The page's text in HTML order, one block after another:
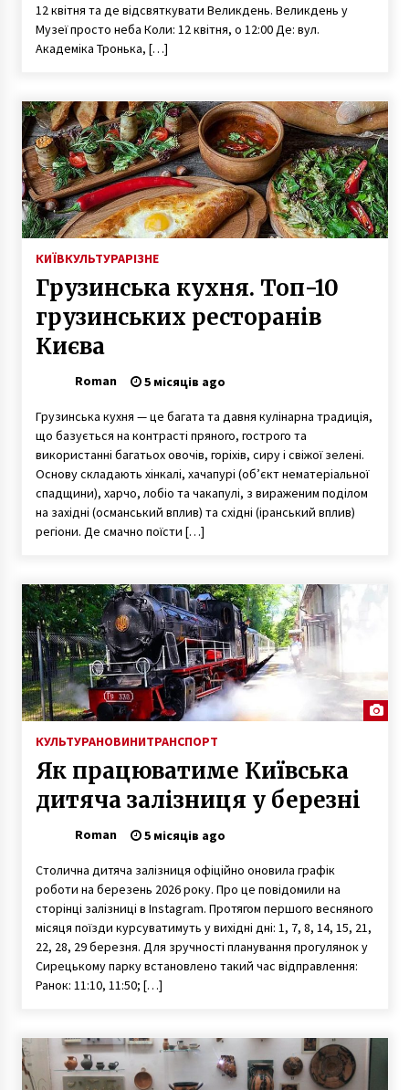
12 квітня та де відсвяткувати Великдень. Великдень у
Музеї просто неба Коли: 12 квітня, о 12:00 Де: вул.
Академіка Тронька, […]
КИЇВКУЛЬТУРАРІЗНЕ
Грузинська кухня. Топ-10
грузинських ресторанів
Києва
Roman 5 місяців ago
Грузинська кухня — це багата та давня кулінарна традиція,
що базується на контрасті пряного, гострого та
використанні багатьох овочів, горіхів, сиру і свіжої зелені.
Основу складають хінкалі, хачапурі (об’єкт нематеріальної
спадщини), харчо, лобіо та чакапулі, з вираженим поділом
на західні (османський вплив) та східні (іранський вплив)
регіони. Де смачно поїсти […]
КУЛЬТУРАНОВИНИТРАНСПОРТ
Як працюватиме Київська
дитяча залізниця у березні
Roman 5 місяців ago
Столична дитяча залізниця офіційно оновила графік
роботи на березень 2026 року. Про це повідомили на
сторінці залізниці в Instagram. Протягом першого весняного
місяця поїзди курсуватимуть у вихідні дні: 1, 7, 8, 14, 15, 21,
22, 28, 29 березня. Для зручності планування прогулянок у
Сирецькому парку встановлено такий час відправлення:
Ранок: 11:10, 11:50; […]